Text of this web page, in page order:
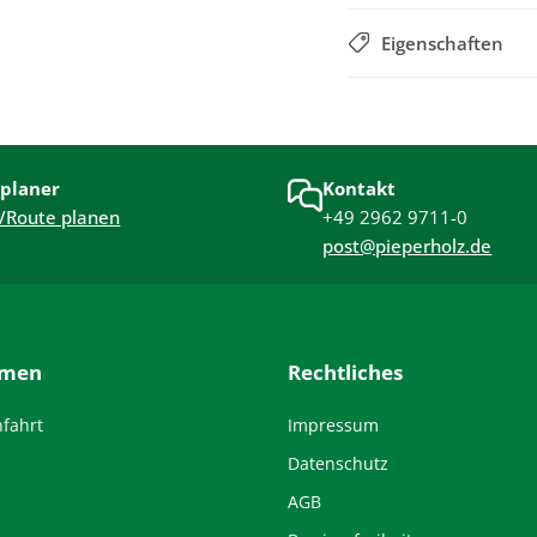
Eigenschaften
planen
Kontakt
+49 2962 9711-0
post@pieperholz.de
Rechtliches
Impressum
Datenschutz
AGB